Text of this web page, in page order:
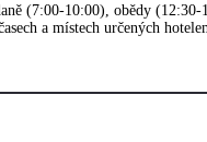
(7:00-10:00), obědy
a místech určených